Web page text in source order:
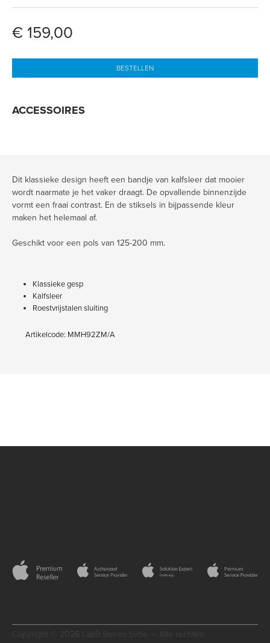
€ 159,00
BESTELLEN
ACCESSOIRES
Dit klassieke design heeft een bandje van kalfsleer dat mooier
wordt naarmate je het vaker draagt. De opvallende binnenzijde
vormt een fraai contrast. En de stiksels in bijpassende kleur
maken het helemaal af.
Geschikt voor een pols van 125-200 mm.
Klassieke gesp
Kalfsleer
Roestvrijstalen sluiting
Artikelcode: MMH92ZM/A
Copyright © 2026 Lab9 Stores bvba — Alle rechten